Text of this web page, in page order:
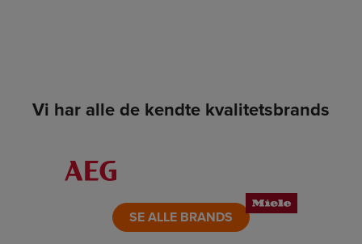
Vi har alle de kendte kvalitetsbrands
LINK
SE ALLE BRANDS